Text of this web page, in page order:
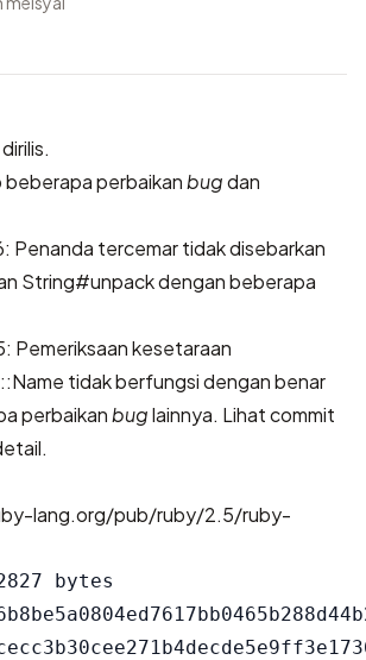
beberapa perbaikanbugdan
Penanda tercemar tidak disebarkan
String#unpack dengan beberapa
Pemeriksaan kesetaraan
tidak berfungsi dengan benar
perbaikanbuglainnya. Lihatcommit
lang.org/pub/ruby/2.5/ruby-
bytes